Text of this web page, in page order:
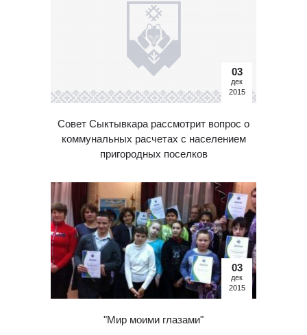
Совет Сыктывкара рассмотрит вопрос о
коммунальных расчетах с населением
пригородных поселков
03
дек
2015
"Мир моими глазами"
03
дек
2015